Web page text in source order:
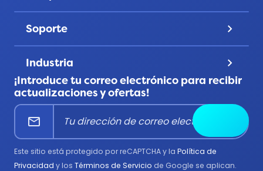
Cuenta
Cintas
Usos de productos
Todos los productos
Sobre nosotros
Privacidad
Soporte keyboard_arrow_down
Contáctanos
Preguntas frecuentes
Centro de ayuda
Industria keyboard_arrow_down
Corporativo
Educación
Bomberos
Gobierno
¡Introduce tu correo electrónico para recibir
actualizaciones y ofertas!
mail
Este sitio está protegido por reCAPTCHA y la Política de
Privacidad y los Términos de Servicio de Google se aplican.